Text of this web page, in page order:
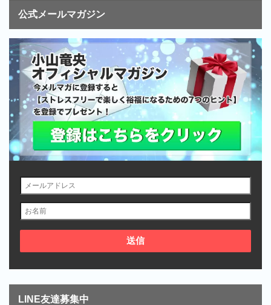
公式メールマガジン
LINE友達募集中